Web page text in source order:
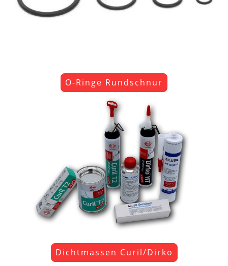
O-Ringe Rundschnur
Dichtmassen Curil/Dirko